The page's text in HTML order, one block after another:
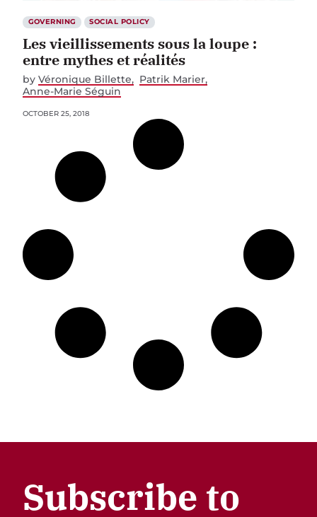
GOVERNING SOCIAL POLICY
Les vieillissements sous la loupe :
entre mythes et réalités
by Véronique Billette
Patrik Marier
Anne-Marie Séguin
OCTOBER 25, 2018
Subscribe to